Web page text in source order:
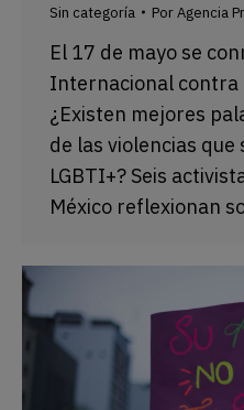
Sin categoría PorAgencia
El 17 de mayo se
Internacional contra
¿Existen mejores
de las violencias
LGBTI+? Seis
México reflexionan